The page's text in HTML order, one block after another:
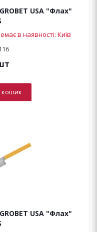
USA "Флах"
в наявності: Київ
кошик
USA "Флах"